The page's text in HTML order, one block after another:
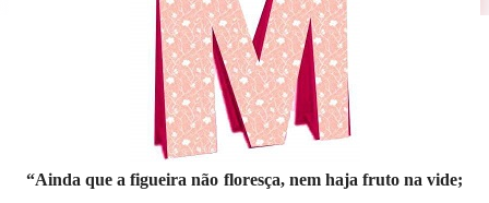
“Ainda que a figueira não floresça, nem haja fruto na vide;